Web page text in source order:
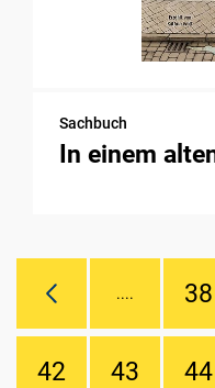
Sachbuch
In einem
.... 38
42 43 44